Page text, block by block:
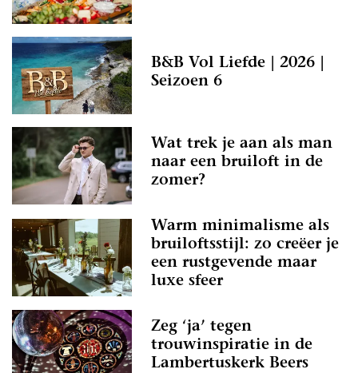
B&B Vol Liefde | 2026 |
Seizoen 6
Wat trek je aan als man
naar een bruiloft in de
zomer?
Warm minimalisme als
bruiloftsstijl: zo creëer je
een rustgevende maar
luxe sfeer
Zeg ‘ja’ tegen
trouwinspiratie in de
Lambertuskerk Beers